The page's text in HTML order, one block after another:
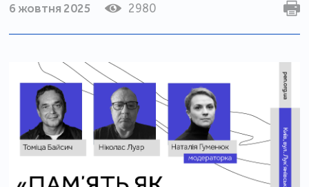
6 жовтня 2025 2980